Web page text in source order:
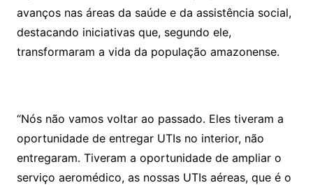
avanços nas áreas da saúde e da assistência social,
destacando iniciativas que, segundo ele,
transformaram a vida da população amazonense.
“Nós não vamos voltar ao passado. Eles tiveram a
oportunidade de entregar UTIs no interior, não
entregaram. Tiveram a oportunidade de ampliar o
serviço aeromédico, as nossas UTIs aéreas, que é o